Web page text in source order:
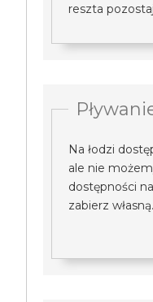
reszta
Na łodzi
ale nie
dostępności
zabierz własną.